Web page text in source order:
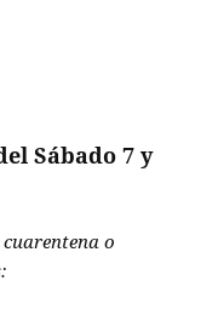
Sábado 7 y
cuarentena o